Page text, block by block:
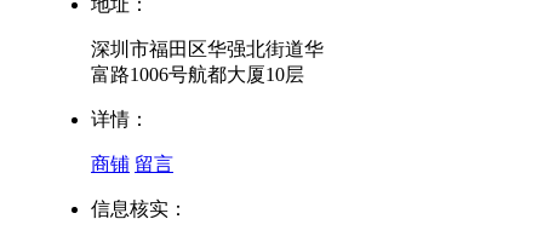
地址：
深圳市福田区华强北街道华
富路1006号航都大厦10层
详情：
商铺 留言
信息核实：